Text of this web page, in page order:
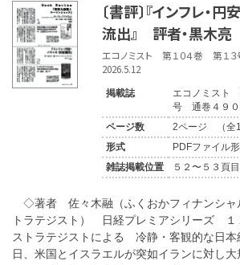
〔書評〕『インフレ・円
流出』 評者・黒木亮
エコノミスト 第１０４巻 第１
2026.5.12
掲載誌
エコノミスト
号 通巻４９０
ページ数
2ページ （全
形式
PDFファイル
雑誌掲載位置
５２〜５３頁目
◇著者 佐々木融（ふくおかフィナンシャ
トラテジスト） 日経プレミアシリーズ
ストラテジストによる 冷静・客観的な日
日、米国とイスラエルが突如イランに対し